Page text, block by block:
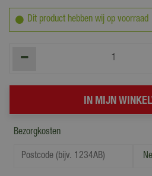
Dit product hebben wij op voorraad
Bezorgkosten